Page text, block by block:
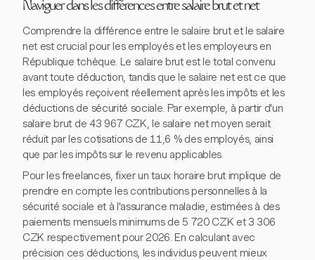
Naviguer dans les différences entre salaire brut et net
Comprendre la différence entre le salaire brut et le salaire
net est crucial pour les employés et les employeurs en
République tchèque. Le salaire brut est le total convenu
avant toute déduction, tandis que le salaire net est ce que
les employés reçoivent réellement après les impôts et les
déductions de sécurité sociale. Par exemple, à partir d'un
salaire brut de 43 967 CZK, le salaire net moyen serait
réduit par les cotisations de 11,6 % des employés, ainsi
que par les impôts sur le revenu applicables.
Pour les freelances, fixer un taux horaire brut implique de
prendre en compte les contributions personnelles à la
sécurité sociale et à l'assurance maladie, estimées à des
paiements mensuels minimums de 5 720 CZK et 3 306
CZK respectivement pour 2026. En calculant avec
précision ces déductions, les individus peuvent mieux